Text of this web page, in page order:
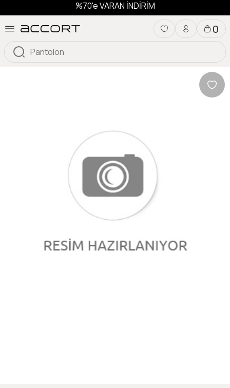
%70'e VARAN İNDİRİM
0